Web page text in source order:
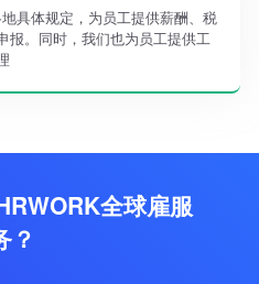
具体规定，为员工提供薪酬、税
报。同时，我们也为员工提供工
全球雇服
？